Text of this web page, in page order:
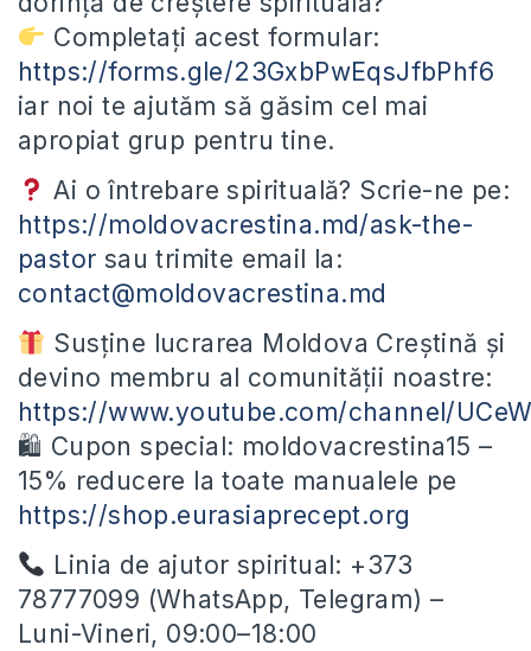
Completați acest formular:
https://forms.gle/23GxbPwEqsJfbPhf6
iar noi te ajutăm să găsim cel mai
apropiat grup pentru tine.
Ai o întrebare spirituală? Scrie-ne pe:
https://moldovacrestina.md/ask-the-
pastor sau trimite email la:
contact@moldovacrestina.md
Susține lucrarea Moldova Creștină și
devino membru al comunității noastre:
https://www.youtube.com/channel/
🛍 Cupon special: moldovacrestina15 –
15% reducere la toate manualele pe
https://shop.eurasiaprecept.org
Linia de ajutor spiritual: +373
78777099 (WhatsApp, Telegram) –
Luni-Vineri, 09:00–18:00